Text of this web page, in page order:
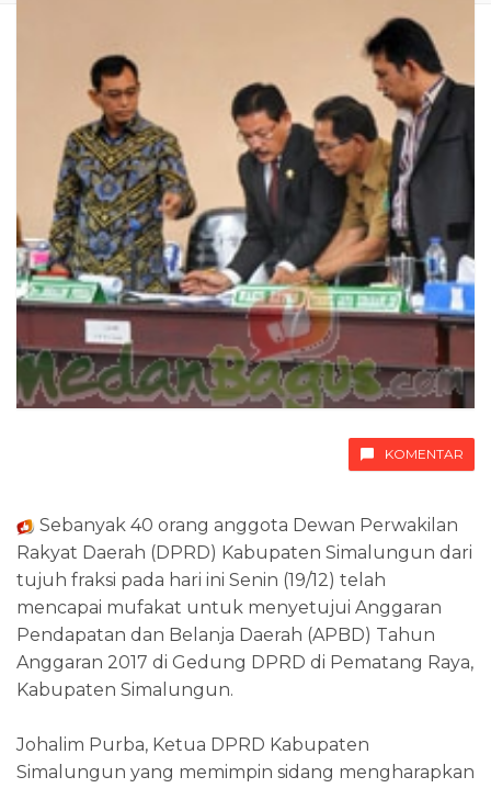
KOMENTAR
Sebanyak 40 orang anggota Dewan Perwakilan
Rakyat Daerah (DPRD) Kabupaten Simalungun dari
tujuh fraksi pada hari ini Senin (19/12) telah
mencapai mufakat untuk menyetujui Anggaran
Pendapatan dan Belanja Daerah (APBD) Tahun
Anggaran 2017 di Gedung DPRD di Pematang Raya,
Kabupaten Simalungun.
Johalim Purba, Ketua DPRD Kabupaten
Simalungun yang memimpin sidang mengharapkan